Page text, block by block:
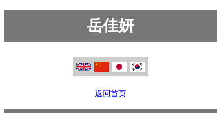
岳佳妍
返回首页